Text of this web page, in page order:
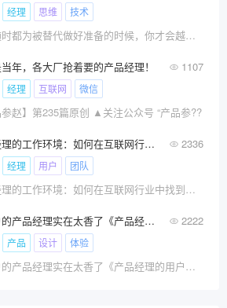
经理 思维 技术
当你随时都为被替代做好准备的时候，你才会越变越好！\x0a在职场危机到来之前，你做好准备了吗？
年，各大厂抢着要的产品经理！ 1107
经理 互联网 微信
参赵】第235篇原创 ▲关注公众号 “产品参??
产品经理的工作环境：如何在互联网行业中找到自己的定位 2336
经理 用户 团队
产品经理的工作环境：如何在互联网行业中找到自己的定位 你是否曾经想过，当你打开手机或电脑，
懂用户的产品经理实在太香了《产品经理的用户体验设计秘籍》分享！ 2222
产品 设计 体验
懂用户的产品经理实在太香了《产品经理的用户体验设计秘籍》分享！